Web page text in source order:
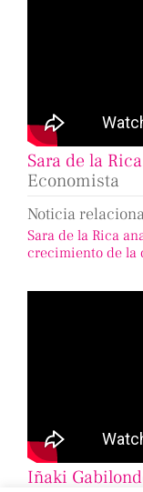
Sara de la Rica
Economista
Noticia
Sara de la Rica
crecimiento de la
Iñaki